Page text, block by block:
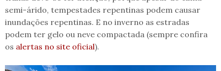
semi-árido, tempestades repentinas podem causar
inundações repentinas. E no inverno as estradas
podem ter gelo ou neve compactada (sempre confira
os alertas no site oficial).